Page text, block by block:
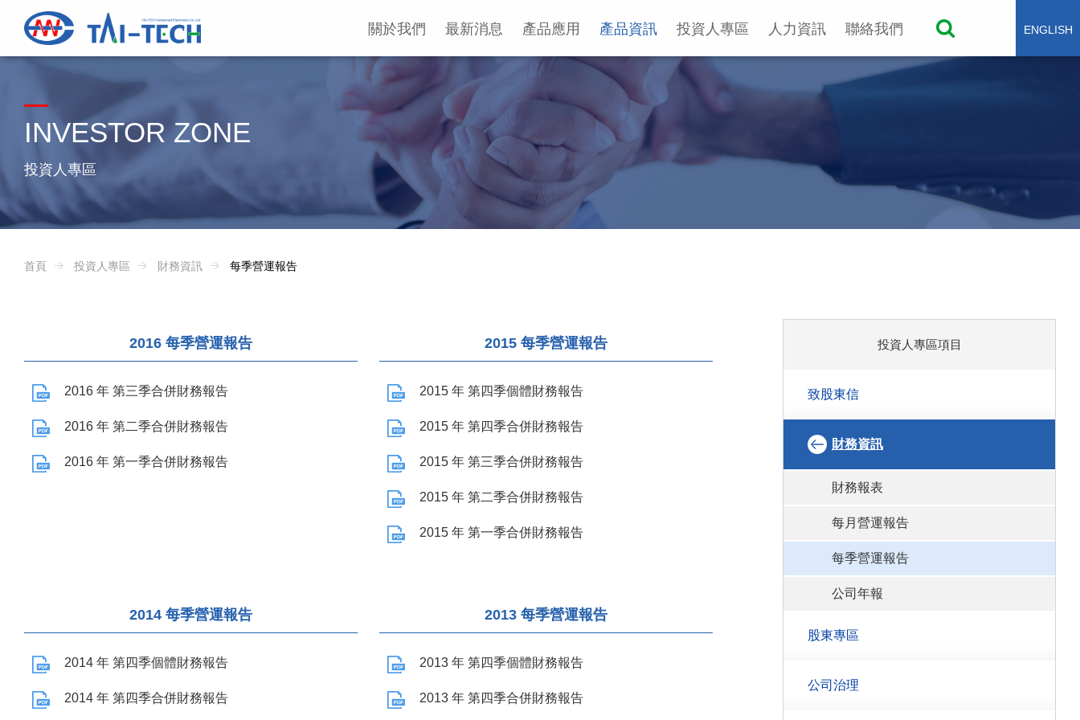
ENGLISH
關於我們 最新消息 產品應用 產品資訊 投資人專區 人力資訊 聯絡我們
INVESTOR ZONE
投資人專區
首頁 投資人專區 財務資訊 每季營運報告
投資人專區項目
致股東信
財務資訊
財務報表
每月營運報告
每季營運報告
公司年報
股東專區
公司治理
2016 每季營運報告
2016 年 第三季合併財務報告
2016 年 第二季合併財務報告
2016 年 第一季合併財務報告
2015 每季營運報告
2015 年 第四季個體財務報告
2015 年 第四季合併財務報告
2015 年 第三季合併財務報告
2015 年 第二季合併財務報告
2015 年 第一季合併財務報告
2014 每季營運報告
2014 年 第四季個體財務報告
2014 年 第四季合併財務報告
2013 每季營運報告
2013 年 第四季個體財務報告
2013 年 第四季合併財務報告